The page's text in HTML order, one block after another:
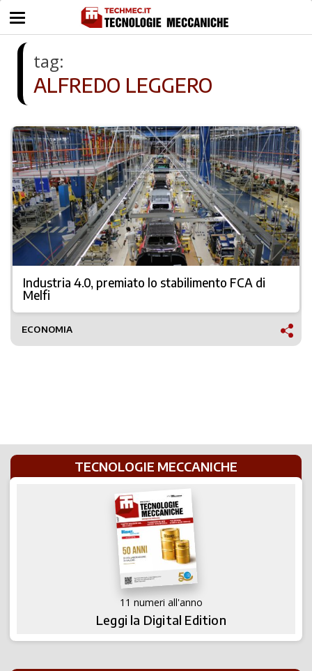
tag:
ALFREDO LEGGERO
Industria 4.0, premiato lo stabilimento FCA di
Melfi
ECONOMIA
TECNOLOGIE MECCANICHE
11 numeri all'anno
Leggi la Digital Edition